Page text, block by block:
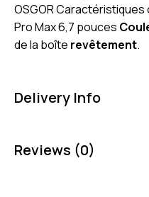
OSGOR Caractéristiques
Pro Max 6,7 pouces
de la boîte revêtement.
Delivery Info
Reviews (0)